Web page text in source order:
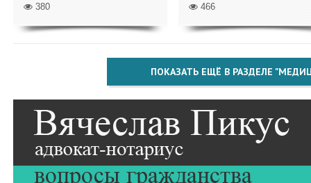
380 466
ПОКАЗАТЬ ЕЩЁ В РАЗДЕЛЕ